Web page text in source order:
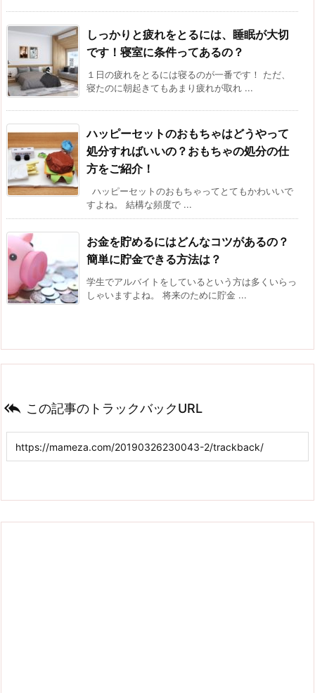
しっかりと疲れをとるには、睡眠が大切
です！寝室に条件ってあるの？
１日の疲れをとるには寝るのが一番です！ ただ、
寝たのに朝起きてもあまり疲れが取れ ...
ハッピーセットのおもちゃはどうやって
処分すればいいの？おもちゃの処分の仕
方をご紹介！
ハッピーセットのおもちゃってとてもかわいいで
すよね。 結構な頻度で ...
お金を貯めるにはどんなコツがあるの？
簡単に貯金できる方法は？
学生でアルバイトをしているという方は多くいらっ
しゃいますよね。 将来のために貯金 ...
 この記事のトラックバックURL